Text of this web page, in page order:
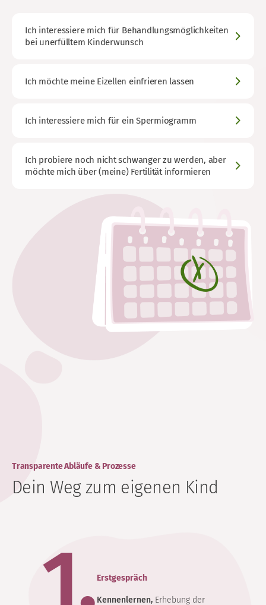
Ich interessiere mich für Behandlungsmöglichkeiten
bei unerfülltem Kinderwunsch
Ich möchte meine Eizellen einfrieren lassen
Ich interessiere mich für ein Spermiogramm
Ich probiere noch nicht schwanger zu werden, aber
möchte mich über (meine) Fertilität informieren
Transparente Abläufe & Prozesse
Dein Weg zum eigenen Kind
1. Erstgespräch
Kennenlernen, Erhebung der